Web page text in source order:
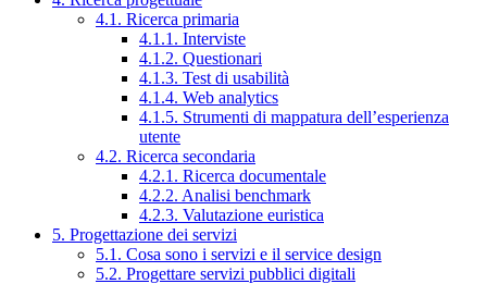
4.1. Ricerca primaria
4.1.1. Interviste
4.1.2. Questionari
4.1.3. Test di usabilità
4.1.4. Web analytics
4.1.5. Strumenti di mappatura dell’esperienza
utente
4.2. Ricerca secondaria
4.2.1. Ricerca documentale
4.2.2. Analisi benchmark
4.2.3. Valutazione euristica
5. Progettazione dei servizi
5.1. Cosa sono i servizi e il service design
5.2. Progettare servizi pubblici digitali